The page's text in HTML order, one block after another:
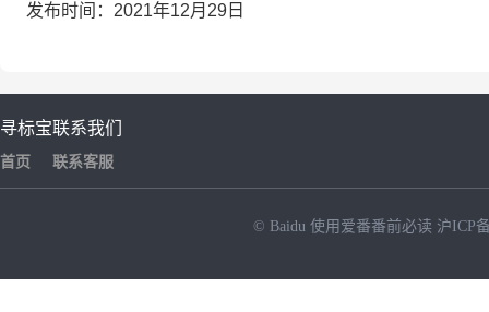
发布时间：2021年12月29日
寻标宝
首页
联系我们
联系客服
© Baidu 使用爱番番前必读 沪ICP